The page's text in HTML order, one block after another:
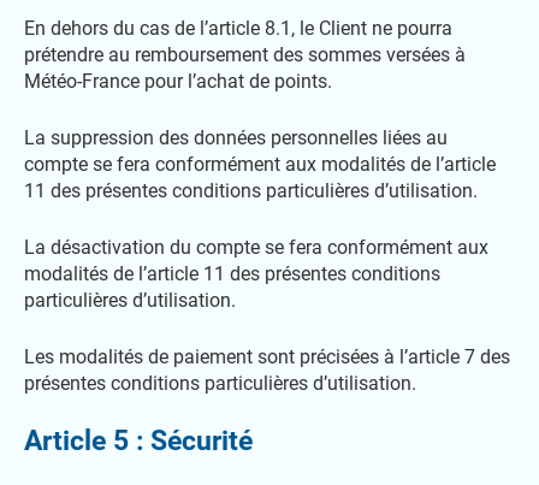
En dehors du cas de l’article 8.1, le Client ne pourra
prétendre au remboursement des sommes versées à
Météo-France pour l’achat de points.
La suppression des données personnelles liées au
compte se fera conformément aux modalités de l’article
11 des présentes conditions particulières d’utilisation.
La désactivation du compte se fera conformément aux
modalités de l’article 11 des présentes conditions
particulières d’utilisation.
Les modalités de paiement sont précisées à l’article 7 des
présentes conditions particulières d’utilisation.
Article 5 : Sécurité